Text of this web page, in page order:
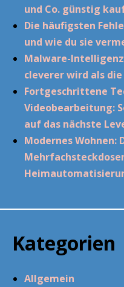
und Co. günstig
Die häufigsten
und wie du sie
Malware-
cleverer wird als
Fortgeschrittene
Videobearbeitung:
auf das nächste
Modernes Wohnen:
Kategorien
Allgemein